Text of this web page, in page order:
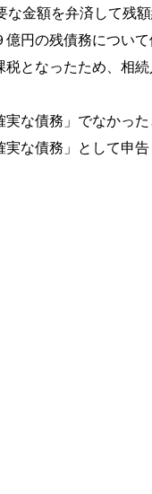
金額を弁済して残
円の残債務につい
となったため、相
な債務」でなかっ
な債務」として申